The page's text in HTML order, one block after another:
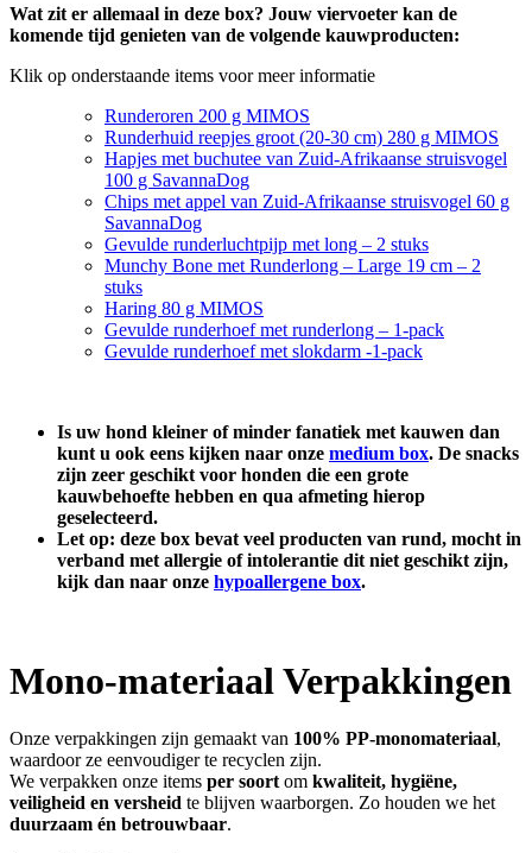
Wat zit er allemaal in deze box? Jouw viervoeter kan de
komende tijd genieten van de volgende kauwproducten:
Klik op onderstaande items voor meer informatie
Runderoren 200 g MIMOS
Runderhuid reepjes groot (20-30 cm) 280 g MIMOS
Hapjes met buchutee van Zuid-Afrikaanse struisvogel
100 g SavannaDog
Chips met appel van Zuid-Afrikaanse struisvogel 60 g
SavannaDog
Gevulde runderluchtpijp met long – 2 stuks
Munchy Bone met Runderlong – Large 19 cm – 2
stuks
Haring 80 g MIMOS
Gevulde runderhoef met runderlong – 1-pack
Gevulde runderhoef met slokdarm -1-pack
Is uw hond kleiner of minder fanatiek met kauwen dan
kunt u ook eens kijken naar onze medium box. De snacks
zijn zeer geschikt voor honden die een grote
kauwbehoefte hebben en qua afmeting hierop
geselecteerd.
Let op: deze box bevat veel producten van rund, mocht in
verband met allergie of intolerantie dit niet geschikt zijn,
kijk dan naar onze hypoallergene box.
Mono-materiaal Verpakkingen
Onze verpakkingen zijn gemaakt van 100% PP-monomateriaal,
waardoor ze eenvoudiger te recyclen zijn.
We verpakken onze items per soort om kwaliteit, hygiëne,
veiligheid en versheid te blijven waarborgen. Zo houden we het
duurzaam én betrouwbaar.